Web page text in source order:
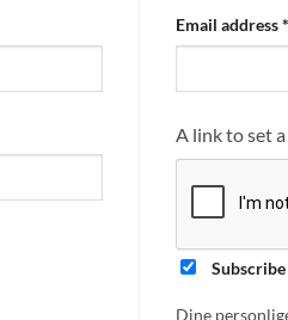
Email address*
A link to set
Dine